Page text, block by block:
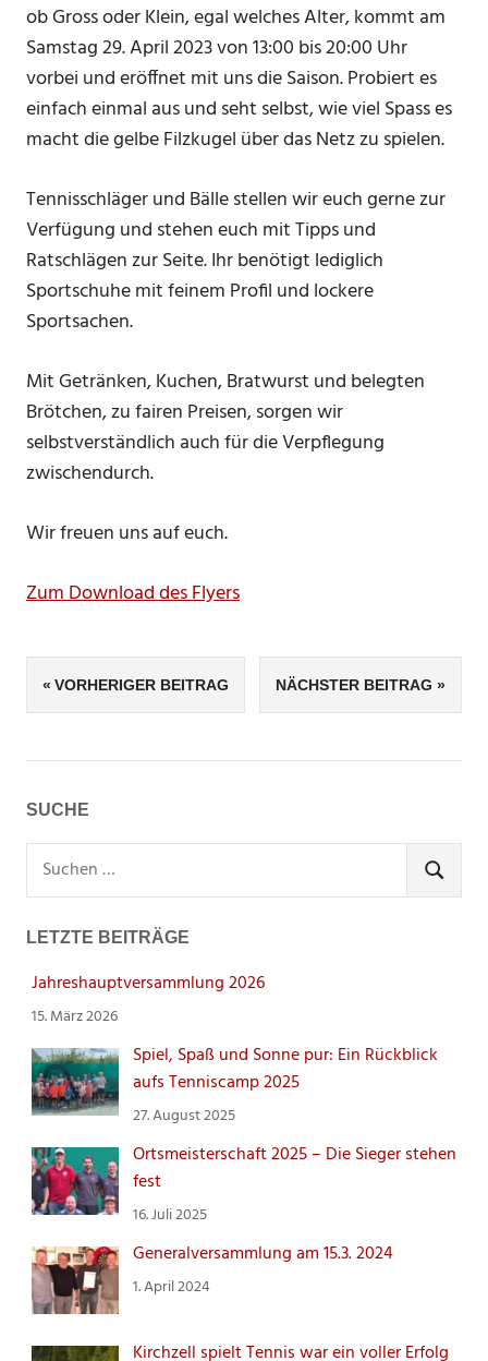
ob Gross oder Klein, egal welches Alter, kommt am
Samstag 29. April 2023 von 13:00 bis 20:00 Uhr
vorbei und eröffnet mit uns die Saison. Probiert es
einfach einmal aus und seht selbst, wie viel Spass es
macht die gelbe Filzkugel über das Netz zu spielen.
Tennisschläger und Bälle stellen wir euch gerne zur
Verfügung und stehen euch mit Tipps und
Ratschlägen zur Seite. Ihr benötigt lediglich
Sportschuhe mit feinem Profil und lockere
Sportsachen.
Mit Getränken, Kuchen, Bratwurst und belegten
Brötchen, zu fairen Preisen, sorgen wir
selbstverständlich auch für die Verpflegung
zwischendurch.
Wir freuen uns auf euch.
Zum Download des Flyers
Beitragsnavigation
VORHERIGER BEITRAG NÄCHSTER BEITRAG
SUCHE
nach:
SUCHEN
LETZTE BEITRÄGE
Jahreshauptversammlung 2026
15. März 2026
Spiel, Spaß und Sonne pur: Ein Rückblick
aufs Tenniscamp 2025
27. August 2025
Ortsmeisterschaft 2025 – Die Sieger stehen
fest
16. Juli 2025
Generalversammlung am 15.3. 2024
1. April 2024
Kirchzell spielt Tennis war ein voller Erfolg